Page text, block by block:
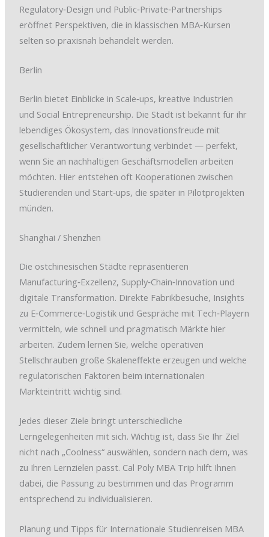
Regulatory‑Design und Public‑Private‑Partnerships
eröffnet Perspektiven, die in klassischen MBA‑Kursen
selten so praxisnah behandelt werden.
Berlin
Berlin bietet Einblicke in Scale‑ups, kreative Industrien
und Social Entrepreneurship. Die Stadt ist bekannt für ihr
lebendiges Ökosystem, das Innovationsfreude mit
gesellschaftlicher Verantwortung verbindet — perfekt,
wenn Sie an nachhaltigen Geschäftsmodellen arbeiten
möchten. Hier entstehen oft Kooperationen zwischen
Studierenden und Start‑ups, die später in Pilotprojekten
münden.
Shanghai / Shenzhen
Die ostchinesischen Städte repräsentieren
Manufacturing‑Exzellenz, Supply‑Chain‑Innovation und
digitale Transformation. Direkte Fabrikbesuche, Insights
zu E‑Commerce‑Logistik und Gespräche mit Tech‑Playern
vermitteln, wie schnell und pragmatisch Märkte hier
arbeiten. Zudem lernen Sie, welche operativen
Stellschrauben große Skaleneffekte erzeugen und welche
regulatorischen Faktoren beim internationalen
Markteintritt wichtig sind.
Jedes dieser Ziele bringt unterschiedliche
Lerngelegenheiten mit sich. Wichtig ist, dass Sie Ihr Ziel
nicht nach „Coolness“ auswählen, sondern nach dem, was
zu Ihren Lernzielen passt. Cal Poly MBA Trip hilft Ihnen
dabei, die Passung zu bestimmen und das Programm
entsprechend zu individualisieren.
Planung und Tipps für Internationale Studienreisen MBA